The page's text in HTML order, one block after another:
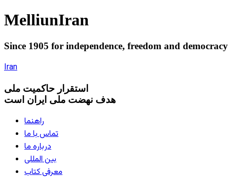
MelliunIran
Since 1905 for independence, freedom and democracy
Iran
استقرار حاکميت ملی
هدف نهضت ملی ایران است
راهنما
تماس با ما
درباره ما
بین المللی
معرفی کتاب